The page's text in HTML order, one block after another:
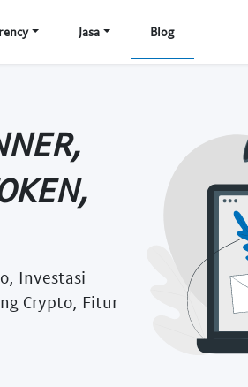
Jasa Blog
Investasi
Crypto, Fitur